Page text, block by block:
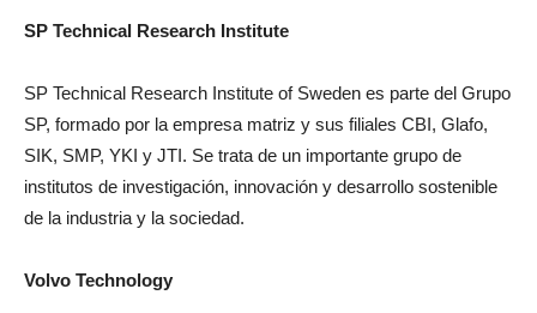
SP Technical Research Institute
SP Technical Research Institute of Sweden es parte del Grupo
SP, formado por la empresa matriz y sus filiales CBI, Glafo,
SIK, SMP, YKI y JTI. Se trata de un importante grupo de
institutos de investigación, innovación y desarrollo sostenible
de la industria y la sociedad.
Volvo Technology